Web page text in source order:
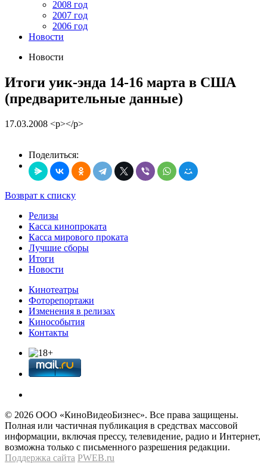
2008 год
2007 год
2006 год
Новости
Новости
Итоги уик-энда 14-16 марта в США
(предварительные данные)
17.03.2008 <p></p>
Поделиться:
Возврат к списку
Релизы
Касса кинопроката
Касса мирового проката
Лучшие сборы
Итоги
Новости
Кинотеатры
Фоторепортажи
Изменения в релизах
Кинособытия
Контакты
© 2026 OOО «КиноВидеоБизнес». Все права защищены.
Полная или частичная публикация в средствах массовой
информации, включая прессу, телевидение, радио и Интернет,
возможна только с письменного разрешения редакции.
Поддержка сайта PWEB.ru